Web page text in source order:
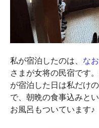
私が宿泊したのは、 な
さまが女将の民宿です
が宿泊した日は私だけ
で、朝晩の食事込みと
お風呂もついています♪